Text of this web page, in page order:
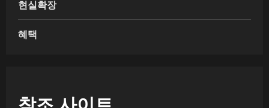
현실확장
혜택